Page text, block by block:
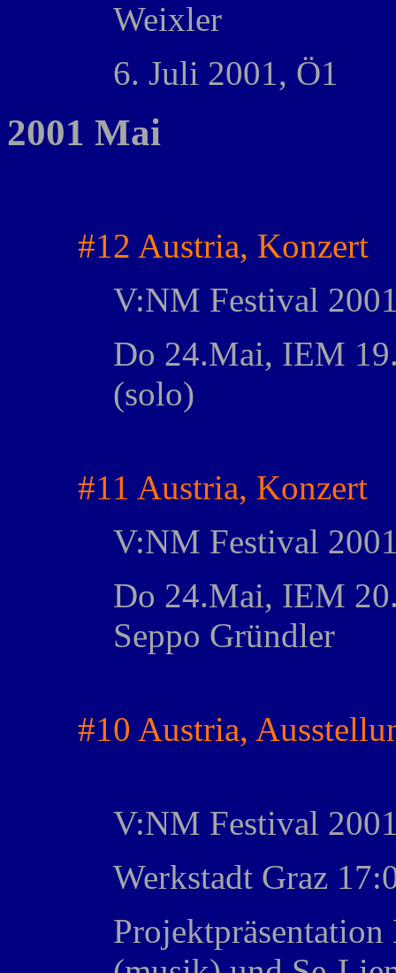
Weixler
6. Juli 2001, Ö1
2001 Mai
#12 Austria, Konzert
V:NM Festival
Do 24.Mai, IEM
(solo)
#11 Austria, Konzert
V:NM Festival
Do 24.Mai, IEM
Seppo Gründler
#10 Austria,
V:NM Festival
Werkstadt Graz